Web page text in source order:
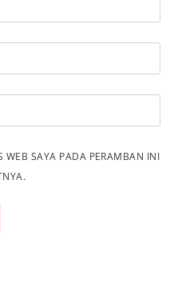
SAYA PADA PERAMBAN INI